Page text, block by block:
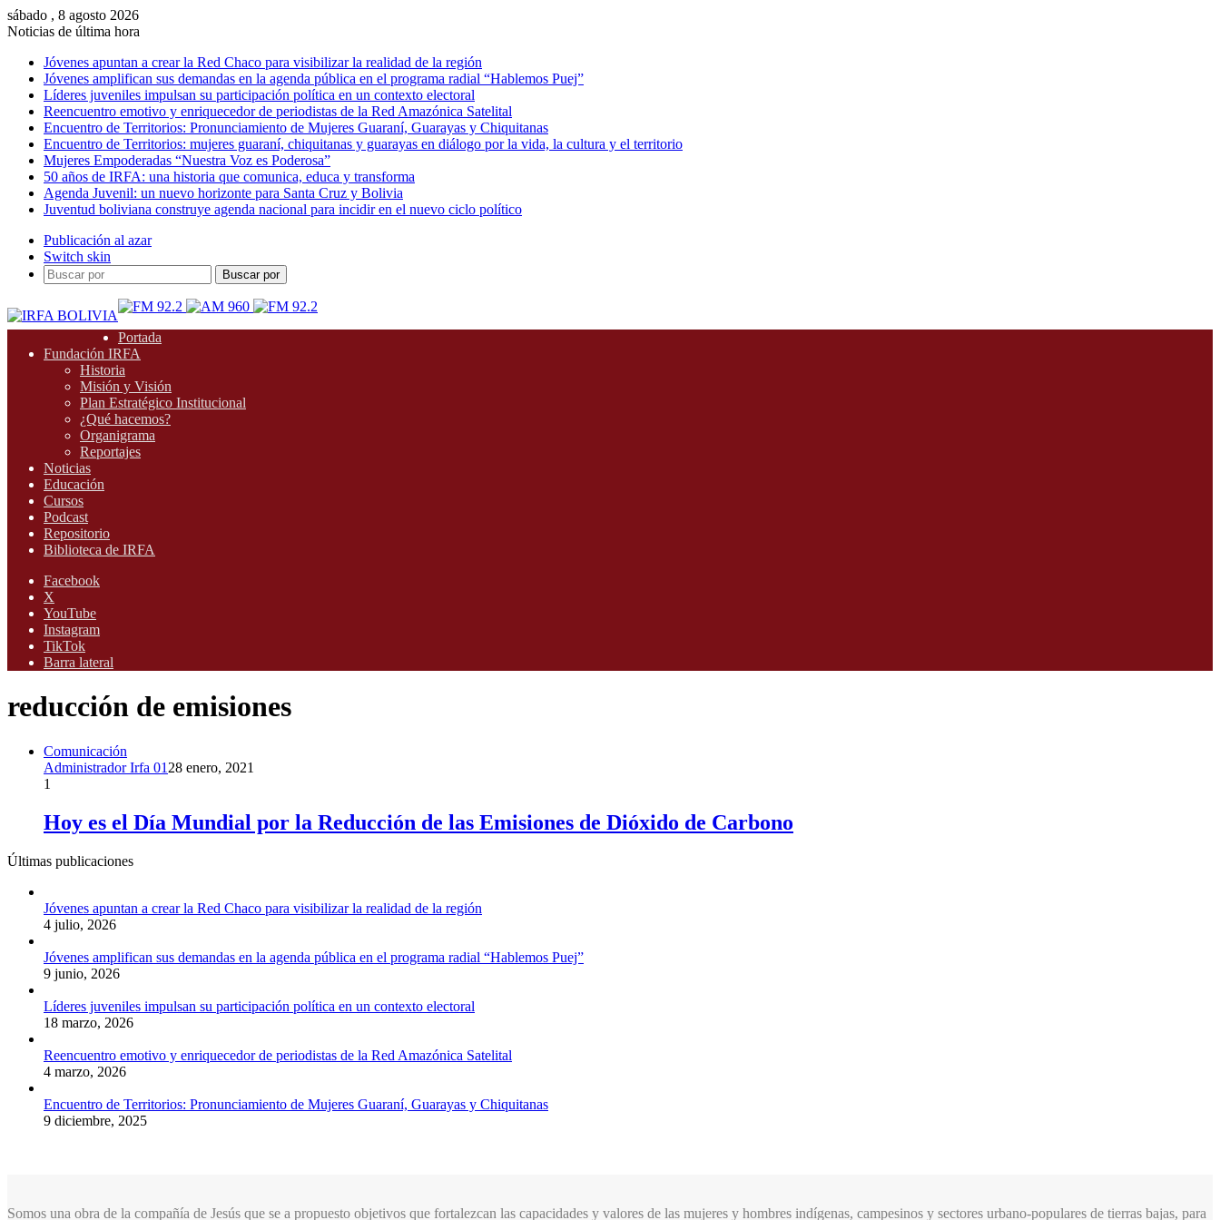
sábado , 8 agosto 2026
Noticias de última hora
Jóvenes apuntan a crear la Red Chaco para visibilizar la realidad de la región
Jóvenes amplifican sus demandas en la agenda pública en el programa radial “Hablemos Puej”
Líderes juveniles impulsan su participación política en un contexto electoral
Reencuentro emotivo y enriquecedor de periodistas de la Red Amazónica Satelital
Encuentro de Territorios: Pronunciamiento de Mujeres Guaraní, Guarayas y Chiquitanas
Encuentro de Territorios: mujeres guaraní, chiquitanas y guarayas en diálogo por la vida, la cultura y el territorio
Mujeres Empoderadas “Nuestra Voz es Poderosa”
50 años de IRFA: una historia que comunica, educa y transforma
Agenda Juvenil: un nuevo horizonte para Santa Cruz y Bolivia
Juventud boliviana construye agenda nacional para incidir en el nuevo ciclo político
Publicación al azar
Switch skin
Buscar por
Portada
Fundación IRFA
Historia
Misión y Visión
Plan Estratégico Institucional
¿Qué hacemos?
Organigrama
Reportajes
Noticias
Educación
Cursos
Podcast
Repositorio
Biblioteca de IRFA
Facebook
X
YouTube
Instagram
TikTok
Barra lateral
reducción de emisiones
Comunicación
Administrador Irfa 01 28 enero, 2021
1
Hoy es el Día Mundial por la Reducción de las Emisiones de Dióxido de Carbono
Últimas publicaciones
Jóvenes apuntan a crear la Red Chaco para visibilizar la realidad de la región
4 julio, 2026
Jóvenes amplifican sus demandas en la agenda pública en el programa radial “Hablemos Puej”
9 junio, 2026
Líderes juveniles impulsan su participación política en un contexto electoral
18 marzo, 2026
Reencuentro emotivo y enriquecedor de periodistas de la Red Amazónica Satelital
4 marzo, 2026
Encuentro de Territorios: Pronunciamiento de Mujeres Guaraní, Guarayas y Chiquitanas
9 diciembre, 2025
Somos una obra de la compañía de Jesús que se a propuesto objetivos que fortalezcan las capacidades y valores de las mujeres y hombres indígenas, campesinos y sectores urbano-populares de tierras bajas, para